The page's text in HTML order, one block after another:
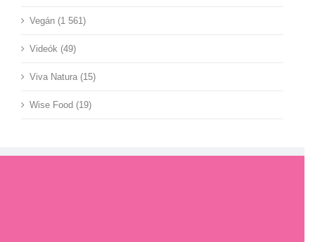
Vegán (1 561)
Videók (49)
Viva Natura (15)
Wise Food (19)